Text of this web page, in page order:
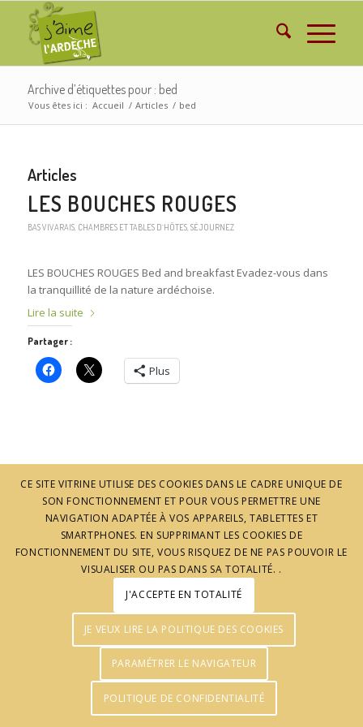
Archive d’étiquettes pour : bed
Vous êtes ici : Accueil / Articles / bed
Articles
LES BOUCHES ROUGES
BAS VIVARAIS, CHAMBRES ET TABLES D´HÔTES, SÉJOURNEZ
LES BOUCHES ROUGES Bed and breakfast Evadez-vous dans
la tranquillité de la nature ardéchoise.
Lire la suite
Partager :
Plus
CE SITE VITRINE UTILISE DES COOKIES DANS LE CADRE UNIQUE DE
SON FONCTIONNEMENT ET POUR VOUS PERMETTRE UNE
NAVIGATION ADAPTÉE À VOS APPAREILS, TABLETTES ET
SMARTPHONES. EN SUPPRIMANT LES COOKIES DE
FONCTIONNEMENT DU SITE, VOUS RISQUEZ DE NE PAS POUVOIR LE
VISUALISER OU PAS DANS SA TOTALITÉ. .
J'ACCEPTE EN TOTALITÉ
JE VEUX LIRE LA POLITIQUE DES COOKIES
PARAMÉTRER LE NAVIGATEUR
POLITIQUE DE CONFIDENTIALITÉ